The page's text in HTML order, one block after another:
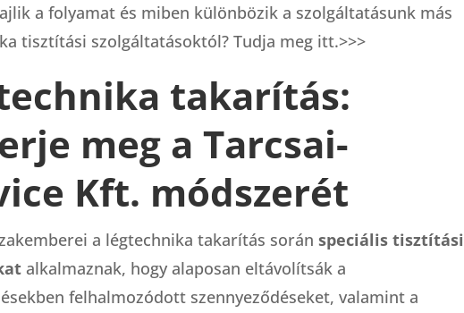
a folyamat és miben különbözik a szolgáltatásunk más
tisztítási szolgáltatásoktól? Tudja meg itt.>>>
takarítás:
meg a Tarcsai-
Kft. módszerét
a légtechnika takarítás során speciális tisztítási
alkalmaznak, hogy alaposan eltávolítsák a
felhalmozódott szennyeződéseket, valamint a